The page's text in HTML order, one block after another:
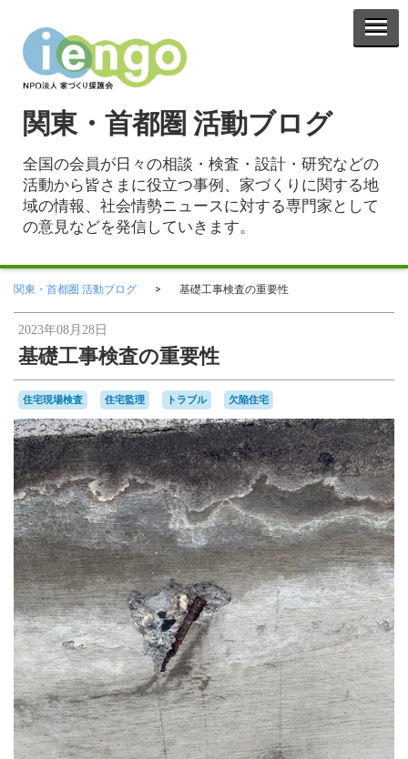
関東・首都圏 活動ブログ
全国の会員が日々の相談・検査・設計・研究などの
活動から皆さまに役立つ事例、家づくりに関する地
域の情報、社会情勢ニュースに対する専門家として
の意見などを発信していきます。
関東・首都圏 活動ブログ 基礎工事検査の重要性
2023年08月28日
基礎工事検査の重要性
住宅現場検査 住宅監理 トラブル 欠陥住宅